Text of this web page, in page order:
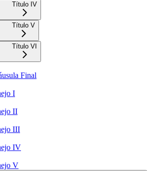
Título IV
Título V
Título VI
Final
I
II
III
IV
V